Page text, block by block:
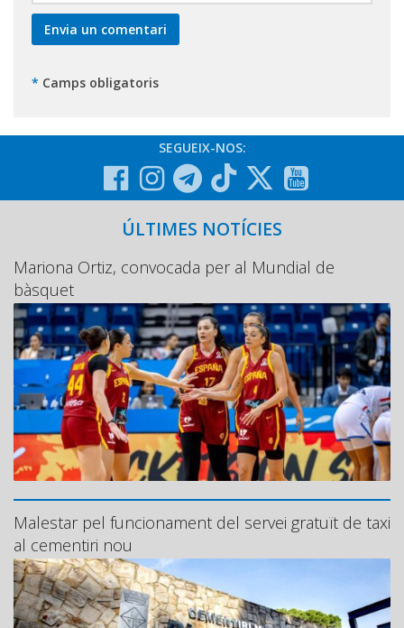
* Camps obligatoris
SEGUEIX-NOS:
ÚLTIMES NOTÍCIES
Mariona Ortiz, convocada per al Mundial de
bàsquet
Malestar pel funcionament del servei gratuït de taxi
al cementiri nou